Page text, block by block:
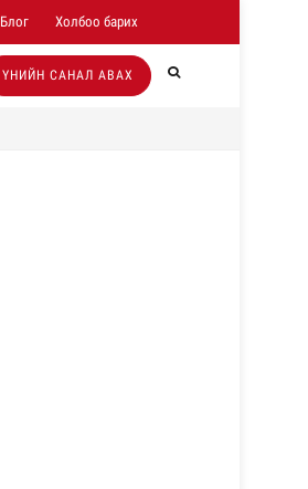
Блог Холбоо барих
ҮНИЙН САНАЛ АВАХ